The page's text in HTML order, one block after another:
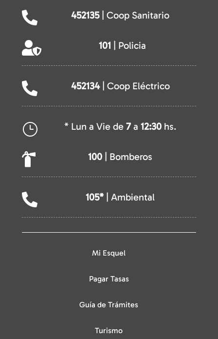
 452135| Coop Sanitario
 101 | Policia
 452134| Coop Eléctrico
} * Lun a Vie de7 a12:30 hs.
 100 | Bomberos
 105* | Ambiental
Mi Esquel
Pagar Tasas
Guía de Trámites
Turismo